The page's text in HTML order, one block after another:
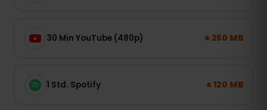
30 Min YouTube (480p) ± 250 MB
1 Std. Spotify ± 120 MB